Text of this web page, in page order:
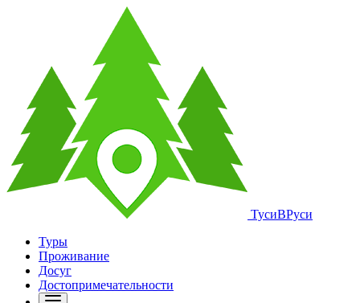
ТусиВРуси
Туры
Проживание
Досуг
Достопримечательности